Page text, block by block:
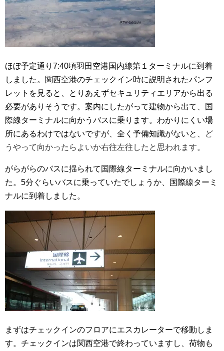
ほぼ予定通り7:40頃羽田空港国内線第１ターミナルに到着
しました。関西空港のチェックイン時に説明されたパンフ
レットを見ると、とりあえずセキュリティエリアから出る
必要がありそうです。案内にしたがって建物から出て、国
際線ターミナルに向かうバスに乗ります。わかりにくい場
所にあるわけではないですが、全く予備知識がないと、
ど
うやって向かったらよいか右往左往したと思われます。
がらがらのバスに揺られて国際線ターミナルに向かいまし
た。5分ぐらいバスに乗っていたでしょうか、国際線ターミ
ナルに到着しました。
まずはチェックインのフロアにエスカレーターで移動しま
す。チェックインは関西空港で終わっていますし、荷物も